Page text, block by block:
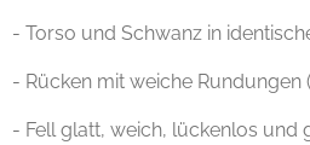
- Torso und Schwanz in
- Rücken mit weiche Rundungen
- Fell glatt, weich, lückenlos und